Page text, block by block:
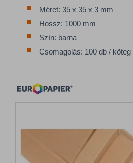
Méret: 35 x 35 x 3 mm
Hossz: 1000 mm
Szín: barna
Csomagolás: 100 db / köteg